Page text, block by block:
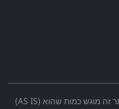
המידע באתר זה מוגש כמות שהוא (AS IS)